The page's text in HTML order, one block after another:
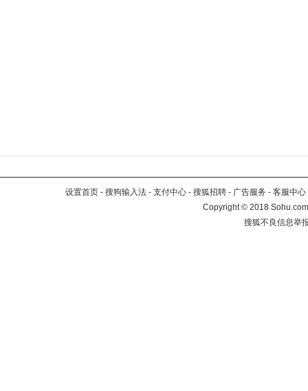
设置首页 - 搜狗输入法 - 支付中心 - 搜狐招聘 - 广告服务 - 客服中心
Copyright©2018
搜狐不良信息举